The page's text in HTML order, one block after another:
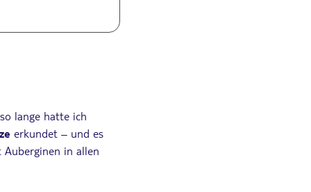
lange hatte ich
erkundet – und es
Auberginen in allen